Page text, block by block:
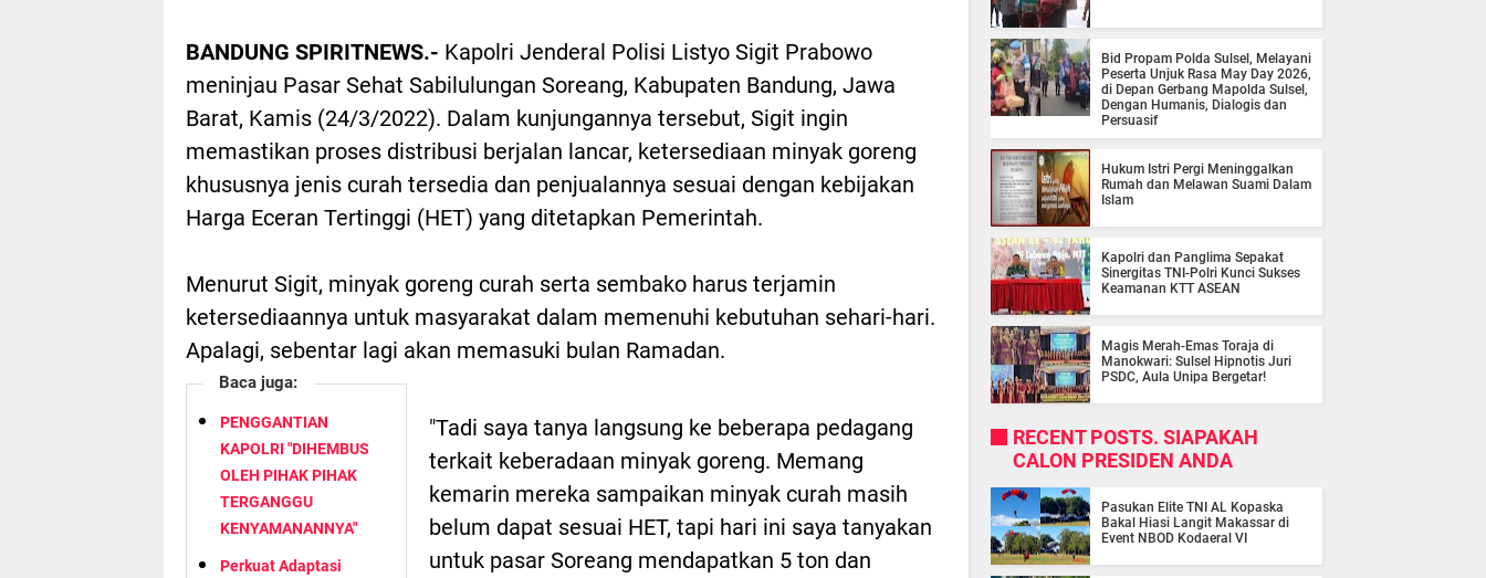
BANDUNG SPIRITNEWS.- Kapolri Jenderal Polisi Listyo Sigit Prabowo
meninjau Pasar Sehat Sabilulungan Soreang, Kabupaten Bandung, Jawa
Barat, Kamis (24/3/2022). Dalam kunjungannya tersebut, Sigit ingin
memastikan proses distribusi berjalan lancar, ketersediaan minyak goreng
khususnya jenis curah tersedia dan penjualannya sesuai dengan kebijakan
Harga Eceran Tertinggi (HET) yang ditetapkan Pemerintah.
Menurut Sigit, minyak goreng curah serta sembako harus terjamin
ketersediaannya untuk masyarakat dalam memenuhi kebutuhan sehari-hari.
Apalagi, sebentar lagi akan memasuki bulan Ramadan.
Baca juga:
PENGGANTIAN
KAPOLRI "DIHEMBUS
OLEH PIHAK PIHAK
TERGANGGU
KENYAMANANNYA"
Perkuat Adaptasi
"Tadi saya tanya langsung ke beberapa pedagang
terkait keberadaan minyak goreng. Memang
kemarin mereka sampaikan minyak curah masih
belum dapat sesuai HET, tapi hari ini saya tanyakan
untuk pasar Soreang mendapatkan 5 ton dan
Bid Propam Polda Sulsel, Melayani
Peserta Unjuk Rasa May Day 2026,
di Depan Gerbang Mapolda Sulsel,
Dengan Humanis, Dialogis dan
Persuasif
Hukum Istri Pergi Meninggalkan
Rumah dan Melawan Suami Dalam
Islam
Kapolri dan Panglima Sepakat
Sinergitas TNI-Polri Kunci Sukses
Keamanan KTT ASEAN
Magis Merah-Emas Toraja di
Manokwari: Sulsel Hipnotis Juri
PSDC, Aula Unipa Bergetar!
RECENT POSTS. SIAPAKAH
CALON PRESIDEN ANDA
Pasukan Elite TNI AL Kopaska
Bakal Hiasi Langit Makassar di
Event NBOD Kodaeral VI